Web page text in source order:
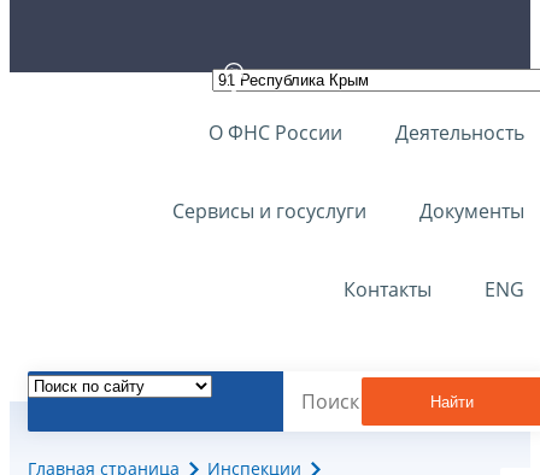
О ФНС России Деятельность
Сервисы и госуслуги Документы
Контакты ENG
Найти
Главная страница
Инспекции